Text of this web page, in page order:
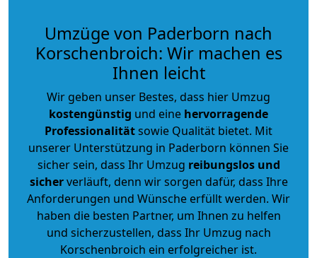
Umzüge von Paderborn nach
Korschenbroich: Wir machen es
Ihnen leicht
Wir geben unser Bestes, dass hier Umzug
kostengünstig und eine hervorragende
Professionalitätsowie Qualität bietet. Mit
unserer Unterstützung in Paderborn können Sie
sicher sein, dass Ihr Umzug reibungslos und
sicherverläuft, denn wir sorgen dafür, dass Ihre
Anforderungen und Wünsche erfüllt werden. Wir
haben die besten Partner, um Ihnen zu helfen
und sicherzustellen, dass Ihr Umzug nach
Korschenbroich ein erfolgreicher ist.